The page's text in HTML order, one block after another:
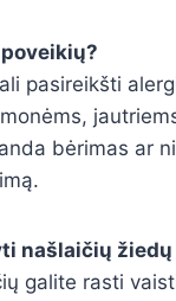
pasireikšti
bėrimas ar
našlaičių žiedų
galite rasti